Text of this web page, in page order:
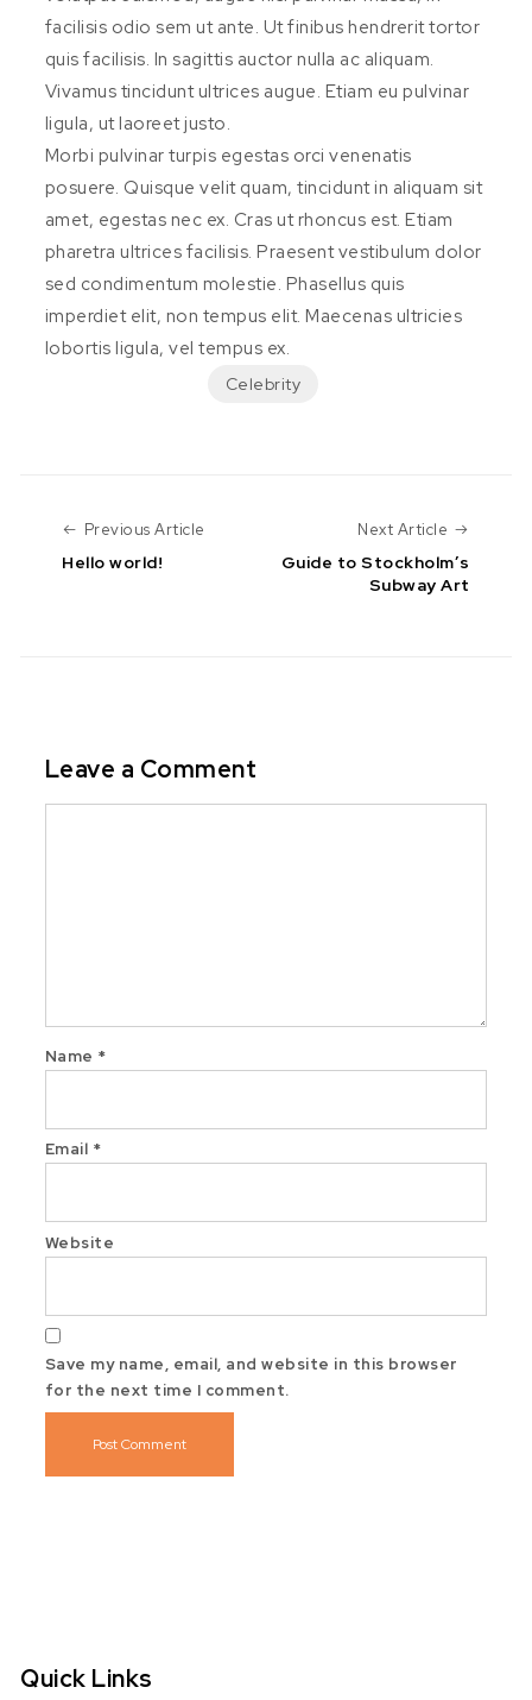
facilisis odio sem ut ante. Ut finibus hendrerit tortor
quis facilisis. In sagittis auctor nulla ac aliquam.
Vivamus tincidunt ultrices augue. Etiam eu pulvinar
ligula, ut laoreet justo.
Morbi pulvinar turpis egestas orci venenatis
posuere. Quisque velit quam, tincidunt in aliquam sit
amet, egestas nec ex. Cras ut rhoncus est. Etiam
pharetra ultrices facilisis. Praesent vestibulum dolor
sed condimentum molestie. Phasellus quis
imperdiet elit, non tempus elit. Maecenas ultricies
lobortis ligula, vel tempus ex.
Celebrity
Previous Article
Hello world!
Next Article
Guide to Stockholm’s
Subway Art
Leave a Comment
Name *
Email *
Website
Save my name, email, and website in this browser
for the next time I comment.
Quick Links